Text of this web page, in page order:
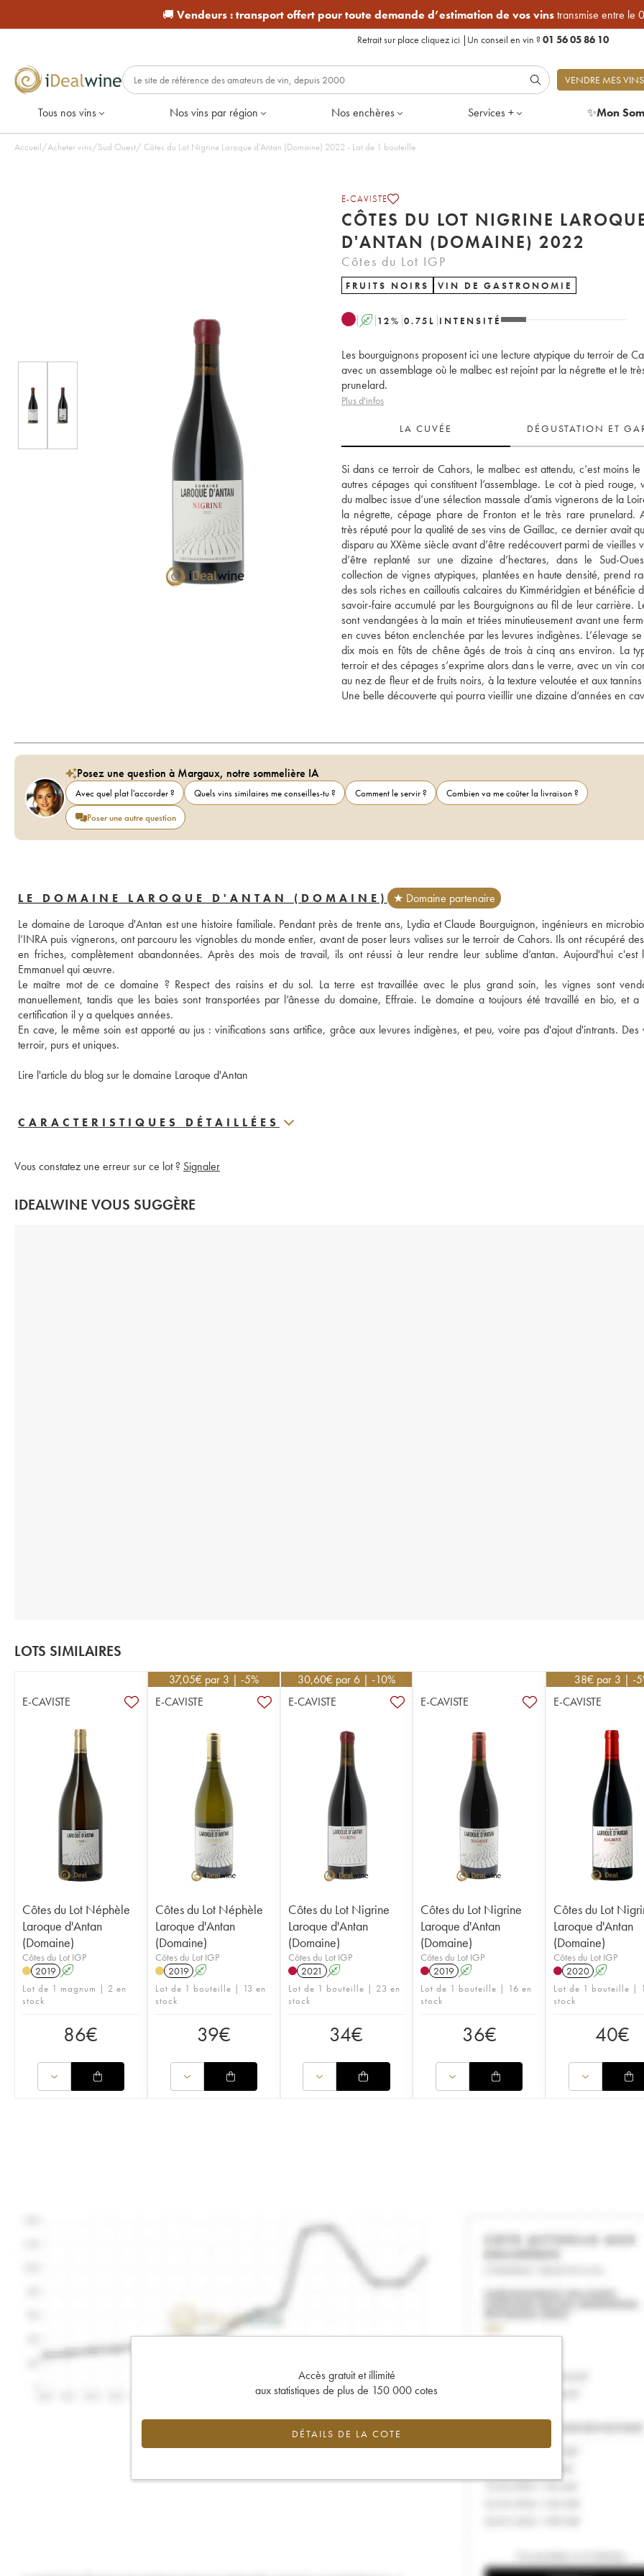
🚚 Vendeurs :transport offert pour toute demande d’estimation de vos vinstransmise entre le
Retrait sur place cliquez ici | Un conseil en vin ?01 56 05 86 10
VENDRE MES VINS
Tous nos vins Nos vins par région Nos enchères Services + ✨Mon
Accueil/Acheter vins/Sud Ouest/ Côtes du Lot Nigrine Laroque d'Antan (Domaine) 2022 - Lot de 1 bouteille
E-CAVISTE
CÔTES DU LOT NIGRINE
D'ANTAN (DOMAINE) 2022
Côtes du Lot IGP
FRUITS NOIRS VIN DE GASTRONOMIE
A 12% 0.75 L INTENSITÉ
Les bourguignons proposent ici une lecture atypique du terroir de
avec un assemblage où le malbec est rejoint par la négrette et le
prunelard.
Plus d'infos
LA CUVÉE DÉGUSTATION ET
Si dans ce terroir de Cahors, le malbec est attendu, c’est moins le
autres cépages qui constituent l’assemblage. Le cot à pied rouge,
du malbec issue d’une sélection massale d’amis vignerons de la
la négrette, cépage phare de Fronton et le très rare prunelard.
très réputé pour la qualité de ses vins de Gaillac, ce dernier avait
disparu au XXème siècle avant d’être redécouvert parmi de vieilles
d’être replanté sur une dizaine d’hectares, dans le Sud-
collection de vignes atypiques, plantées en haute densité, prend
des sols riches en cailloutis calcaires du Kimméridgien et bénéficie
savoir-faire accumulé par les Bourguignons au fil de leur carrière.
sont vendangées à la main et triées minutieusement avant une
en cuves béton enclenchée par les levures indigènes. L’élevage se
dix mois en fûts de chêne âgés de trois à cinq ans environ. La
terroir et des cépages s’exprime alors dans le verre, avec un vin
au nez de fleur et de fruits noirs, à la texture veloutée et aux tannins
Une belle découverte qui pourra vieillir une dizaine d’années en
Posez une question à Margaux, notre sommelière IA
Avec quel plat l'accorder ? Quels vins similaires me conseilles-tu ? Comment le servir ?
Combien va me coûter la livraison ?
Poser une autre question
LE DOMAINE LAROQUE D'ANTAN (DOMAINE)
★ Domaine partenaire
Le domaine de Laroque d'Antan est une histoire familiale. Pendant près de trente ans, Lydia et Claude Bourguignon, ingénieurs en
l’INRA puis vignerons, ont parcouru les vignobles du monde entier, avant de poser leurs valises sur le terroir de Cahors. Ils ont récupéré
en friches, complètement abandonnées. Après des mois de travail, ils ont réussi à leur rendre leur sublime d’antan. Aujourd'hui c'est
Emmanuel qui œuvre.
Le maître mot de ce domaine ? Respect des raisins et du sol. La terre est travaillée avec le plus grand soin, les vignes sont
manuellement, tandis que les baies sont transportées par l’ânesse du domaine, Effraie. Le domaine a toujours été travaillé en bio, et a
certification il y a quelques années.
En cave, le même soin est apporté au jus : vinifications sans artifice, grâce aux levures indigènes, et peu, voire pas d'ajout d'intrants. Des
terroir, purs et uniques.
Lire l'article du blog sur le domaine Laroque d'Antan
CARACTERISTIQUES DÉTAILLÉES
Vous constatez une erreur sur ce lot ? Signaler
IDEALWINE VOUS SUGGÈRE
LOTS SIMILAIRES
E-CAVISTE
Côtes du Lot Néphèle
Laroque d'Antan
(Domaine)
Côtes du Lot IGP
2019 A
Lot de 1 magnum | 2 en
stock
86€
37,05€ par 3 | -5%
E-CAVISTE
Côtes du Lot Néphèle
Laroque d'Antan
(Domaine)
Côtes du Lot IGP
2019 A
Lot de 1 bouteille | 13 en
stock
39€
30,60€ par 6 | -10%
E-CAVISTE
Côtes du Lot Nigrine
Laroque d'Antan
(Domaine)
Côtes du Lot IGP
2021 A
Lot de 1 bouteille | 23 en
stock
34€
E-CAVISTE
Côtes du Lot Nigrine
Laroque d'Antan
(Domaine)
Côtes du Lot IGP
2019 A
Lot de 1 bouteille | 16 en
stock
36€
38€ par 3 | -
E-CAVISTE
Côtes du Lot
Laroque d'Antan
(Domaine)
Côtes du Lot IGP
2020 A
Lot de 1 bouteille |
stock
40€
Accès gratuit et illimité
aux statistiques de plus de 150 000 cotes
DÉTAILS DE LA COTE